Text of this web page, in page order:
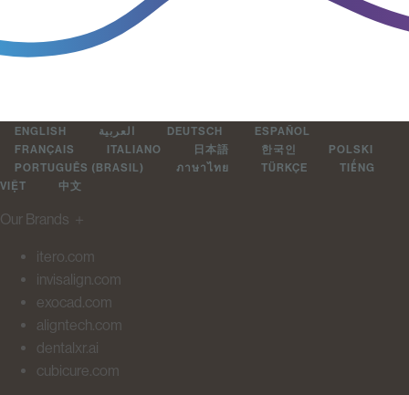
ENGLISH العربية DEUTSCH
ESPAÑOL
FRANÇAIS
ITALIANO 日本語 한국인
POLSKI
PORTUGUÊS (BRASIL)
ภาษาไทย TÜRKÇE
TIẾNG
VIỆT
中文
Our Brands ＋
itero.com
invisalign.com
exocad.com
aligntech.com
dentalxr.ai
cubicure.com